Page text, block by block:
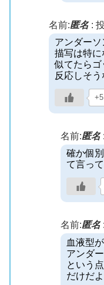
名前:匿名:
アンダー
描写は特に
似てたらゴ
反応しそ
+5
名前:匿名:
確か個
て言っ
名前:匿名:
血液型
アンダ
という
だけだよ